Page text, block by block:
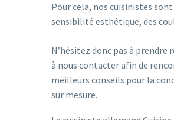
Pour cela, nos cuisinistes
sensibilité esthétique, des
N’hésitez donc pas à
à nous contacter afin de
meilleurs conseils pour la
sur mesure.